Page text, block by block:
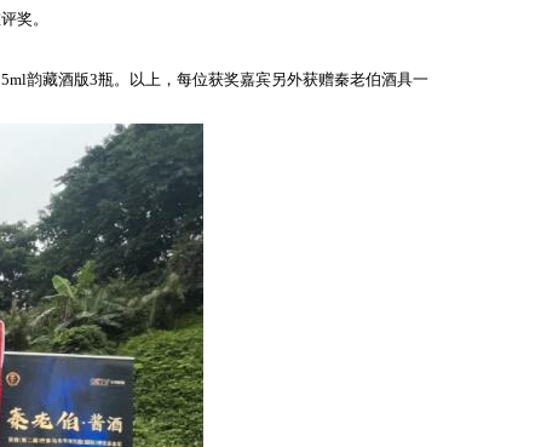
奖。
韵藏酒版3瓶。以上，每位获奖嘉宾另外获赠秦老伯酒具一